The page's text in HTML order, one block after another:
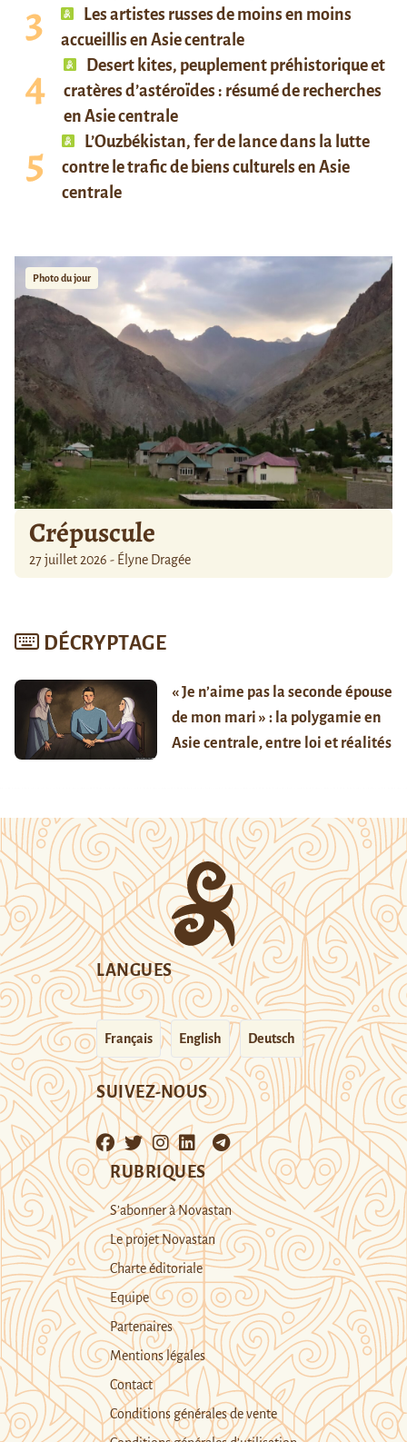
Les artistes russes de moins en moins
accueillis en Asie centrale
Desert kites, peuplement préhistorique et
cratères d’astéroïdes : résumé de recherches
en Asie centrale
L’Ouzbékistan, fer de lance dans la lutte
contre le trafic de biens culturels en Asie
centrale
Photo du jour
Crépuscule
27 juillet 2026 - Élyne Dragée
DÉCRYPTAGE
« Je n’aime pas la seconde épouse
de mon mari » : la polygamie en
Asie centrale, entre loi et réalités
LANGUES
Français English Deutsch
SUIVEZ-NOUS
RUBRIQUES
S’abonner à Novastan
Le projet Novastan
Charte éditoriale
Equipe
Partenaires
Mentions légales
Contact
Conditions générales de vente